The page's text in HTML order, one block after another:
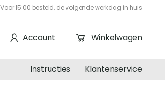
Voor 15:00 besteld, de volgende werkdag in huis
Winkelwagen
Account
Klantenservice
Instructies